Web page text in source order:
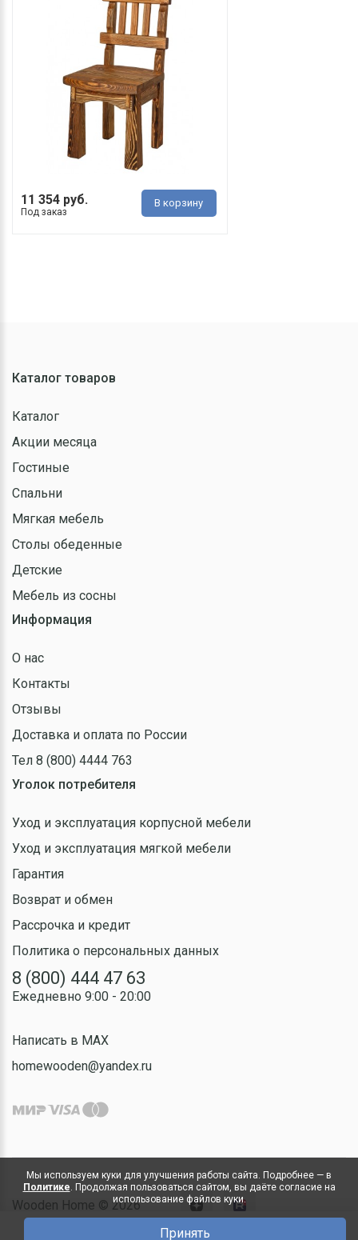
11 354 руб.
Под заказ
В корзину
Каталог товаров
Каталог
Акции месяца
Гостиные
Спальни
Мягкая мебель
Столы обеденные
Детские
Мебель из сосны
Информация
О нас
Контакты
Отзывы
Доставка и оплата по России
Тел 8 (800) 4444 763
Уголок потребителя
Уход и эксплуатация корпусной мебели
Уход и эксплуатация мягкой мебели
Гарантия
Возврат и обмен
Рассрочка и кредит
Политика о персональных данных
8 (800) 444 47 63
Ежедневно 9:00 - 20:00
Написать в MAX
homewooden@yandex.ru
Wooden Home © 2026
Мы используем куки для улучшения работы сайта. Подробнее — в
Политике. Продолжая пользоваться сайтом, вы даёте согласие на
использование файлов куки.
Принять